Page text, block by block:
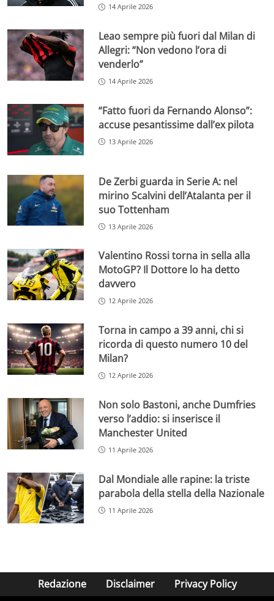
14 Aprile 2026
Leao sempre più fuori dal Milan di
Allegri: “Non vedono l’ora di
venderlo”
14 Aprile 2026
“Fatto fuori da Fernando Alonso”:
accuse pesantissime dall’ex pilota
13 Aprile 2026
De Zerbi guarda in Serie A: nel
mirino Scalvini dell’Atalanta per il
suo Tottenham
13 Aprile 2026
Valentino Rossi torna in sella alla
MotoGP? Il Dottore lo ha detto
davvero
12 Aprile 2026
Torna in campo a 39 anni, chi si
ricorda di questo numero 10 del
Milan?
12 Aprile 2026
Non solo Bastoni, anche Dumfries
verso l’addio: si inserisce il
Manchester United
11 Aprile 2026
Dal Mondiale alle rapine: la triste
parabola della stella della Nazionale
11 Aprile 2026
Redazione Disclaimer Privacy Policy